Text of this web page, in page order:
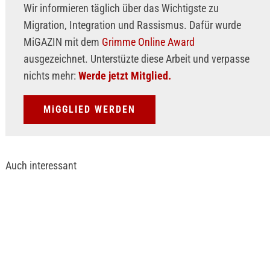
Wir informieren täglich über das Wichtigste zu
Migration, Integration und Rassismus. Dafür wurde
MiGAZIN mit dem Grimme Online Award
ausgezeichnet. Unterstüzte diese Arbeit und verpasse
nichts mehr: Werde jetzt Mitglied.
MiGGLIED WERDEN
Auch interessant